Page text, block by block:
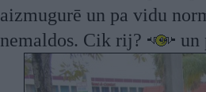
aizmugurē un pa vidu
nemaldos. Cik rij?
un